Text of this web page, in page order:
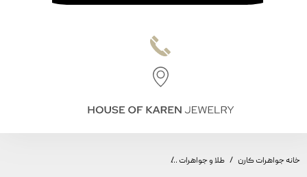
خانه جواهرات کارن طلا و جواهرات